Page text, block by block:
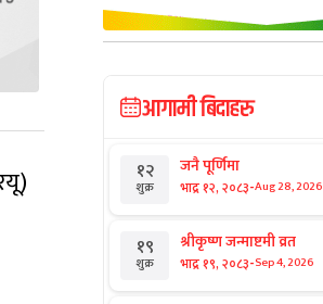
आगामी बिदाहरु
१२
शुक्र
जनै पूर्णिमा
भाद्र १२, २०८३-Aug 28, 2026
१९
शुक्र
श्रीकृष्ण जन्माष्टमी व्रत
भाद्र १९, २०८३-Sep 4, 2026